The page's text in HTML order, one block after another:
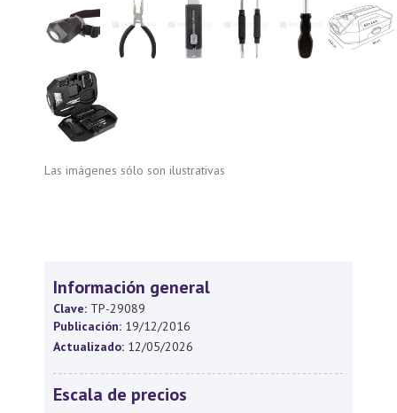
Las imágenes sólo son ilustrativas
Información general
Clave: TP-29089
Publicación: 19/12/2016
Actualizado: 12/05/2026
Escala de precios